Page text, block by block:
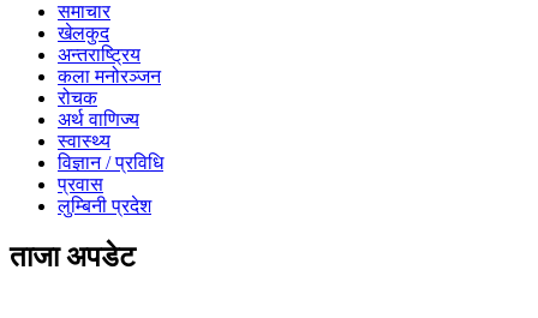
समाचार
खेलकुद
अन्तराष्ट्रिय
कला मनोरञ्जन
रोचक
अर्थ वाणिज्य
स्वास्थ्य
विज्ञान / प्रविधि
प्रवास
लुम्बिनी प्रदेश
ताजा अपडेट